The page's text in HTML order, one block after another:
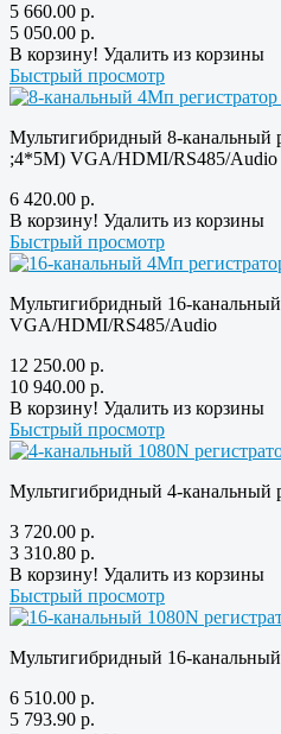
5 660.00 р.
5 050.00 р.
В корзину! Удалить из корзины
Быстрый просмотр
Мультигибридный 8-канальный
;4*5M) VGA/HDMI/RS485/Audio
6 420.00 р.
В корзину! Удалить из корзины
Быстрый просмотр
Мультигибридный 16-
VGA/HDMI/RS485/Audio
12 250.00 р.
10 940.00 р.
В корзину! Удалить из корзины
Быстрый просмотр
Мультигибридный 4-
3 720.00 р.
3 310.80 р.
В корзину! Удалить из корзины
Быстрый просмотр
Мультигибридный 16-
6 510.00 р.
5 793.90 р.